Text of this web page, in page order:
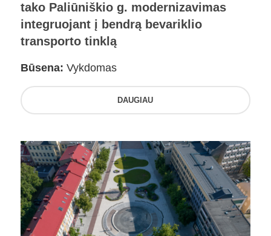
tako Paliūniškio g. modernizavimas
integruojant į bendrą bevariklio
transporto tinklą
Būsena: Vykdomas
DAUGIAU